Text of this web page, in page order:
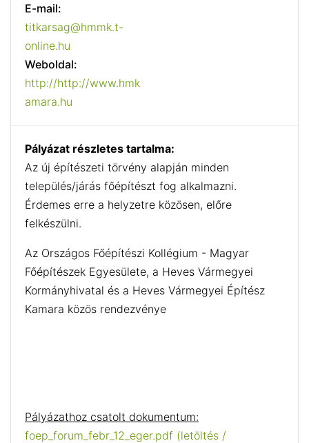
E-mail:
titkarsag@hmmk.t-
online.hu
Weboldal:
http://http://www.hmk
amara.hu
Pályázat részletes tartalma:
Az új építészeti törvény alapján minden
település/járás főépítészt fog alkalmazni.
Érdemes erre a helyzetre közösen, előre
felkészülni.
Az Országos Főépítészi Kollégium - Magyar
Főépítészek Egyesülete, a Heves Vármegyei
Kormányhivatal és a Heves Vármegyei Építész
Kamara közös rendezvénye
Pályázathoz csatolt dokumentum:
foep_forum_febr_12_eger.pdf (letöltés /